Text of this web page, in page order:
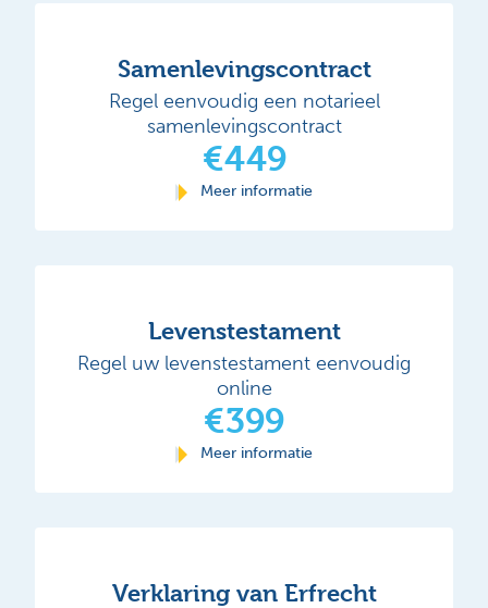
Samenlevingscontract
Regel eenvoudig een notarieel
samenlevingscontract
€449
Meer informatie
Levenstestament
Regel uw levenstestament eenvoudig
online
€399
Meer informatie
Verklaring van Erfrecht